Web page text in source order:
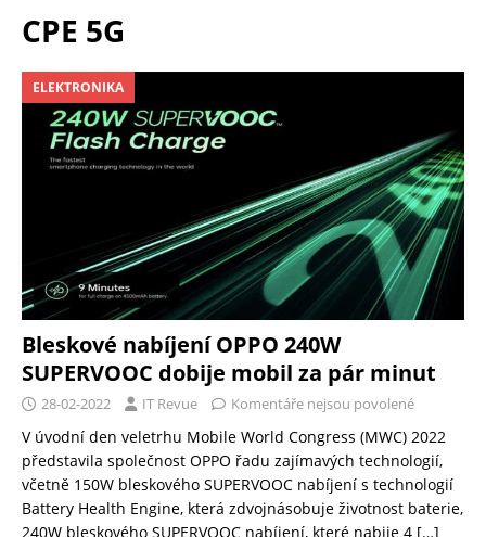
CPE 5G
ELEKTRONIKA
Bleskové nabíjení OPPO 240W
SUPERVOOC dobije mobil za pár minut
28-02-2022 IT Revue Komentáře nejsou povolené
V úvodní den veletrhu Mobile World Congress (MWC) 2022
představila společnost OPPO řadu zajímavých technologií,
včetně 150W bleskového SUPERVOOC nabíjení s technologií
Battery Health Engine, která zdvojnásobuje životnost baterie,
240W bleskového SUPERVOOC nabíjení, které nabije 4 […]